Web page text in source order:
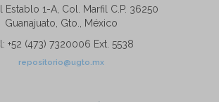
Establo 1-A, Col. Marfil C.P. 36250
Guanajuato, Gto., México
+52 (473) 7320006 Ext. 5538
repositorio@ugto.mx